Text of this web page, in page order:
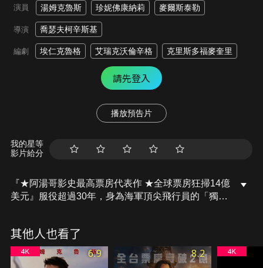
演員 湯姆克魯斯 珍妮佛康納莉 麥爾斯泰勒
導演 喬瑟夫柯辛斯基
編劇 埃仁克魯格 艾瑞克沃倫辛格 克里斯多福麥奎里
請先登入
播放預告片
我的星等
影片給分
『★阿湯哥影史最高票房代表作 ★全球票房狂掃14億
美元』服役超過30年，身為海軍頂尖飛行員的「獨行
涯的晉升。他在訓練一組菁英(TOP GUN)去執行一個
前所未聞的特殊任務時，遇見已故搭檔「呆頭鵝」尼
克布雷德蕭中尉的兒子-「公雞」布雷德利布雷德蕭
其他人也看了
6.9 8.2